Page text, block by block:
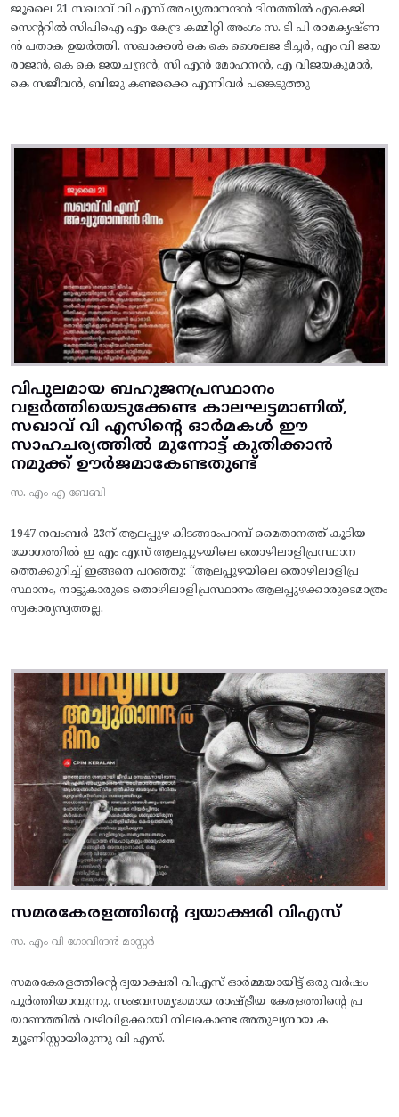
ജൂലൈ 21 സഖാവ് വി എസ് അച്യുതാനന്ദൻ ദിനത്തിൽ എകെജി
സെന്ററിൽ സിപിഐ എം കേന്ദ്ര കമ്മിറ്റി അംഗം സ. ടി പി രാമകൃഷ്‌ണ
ൻ പതാക ഉയർത്തി. സഖാക്കൾ കെ കെ ശൈലജ ടീച്ചർ, എം വി ജയ
രാജൻ, കെ കെ ജയചന്ദ്രൻ, സി എൻ മോഹനൻ, എ വിജയകുമാർ,
കെ സജീവൻ, ബിജു കണ്ടക്കൈ എന്നിവർ പങ്കെടുത്തു
വിപുലമായ ബഹുജനപ്രസ്ഥാനം
വളർത്തിയെടുക്കേണ്ട കാലഘട്ടമാണിത്,
സഖാവ് വി എസിന്റെ ഓർമകൾ ഈ
സാഹചര്യത്തിൽ മുന്നോട്ട്‌ കുതിക്കാൻ
നമുക്ക് ഊർജമാകേണ്ടതുണ്ട്
സ. എം എ ബേബി
1947 നവംബർ 23ന് ആലപ്പുഴ കിടങ്ങാംപറമ്പ്‌ മൈതാനത്ത്‌ കൂടിയ
യോഗത്തിൽ ഇ എം എസ് ആലപ്പുഴയിലെ തൊഴിലാളിപ്രസ്ഥാന
ത്തെക്കുറിച്ച് ഇങ്ങനെ പറഞ്ഞു: “ആലപ്പുഴയിലെ തൊഴിലാളിപ്ര
സ്ഥാനം, നാട്ടുകാരുടെ തൊഴിലാളിപ്രസ്ഥാനം ആലപ്പുഴക്കാരുടെമാത്രം
സ്വകാര്യസ്വത്തല്ല.
സമരകേരളത്തിൻ്റെ ദ്വയാക്ഷരി വിഎസ്
സ. എം വി ഗോവിന്ദൻ മാസ്റ്റർ
സമരകേരളത്തിൻ്റെ ദ്വയാക്ഷരി വിഎസ് ഓർമ്മയായിട്ട് ഒരു വർഷം
പൂർത്തിയാവുന്നു. സംഭവസമൃദ്ധമായ രാഷ്ട്രീയ കേരളത്തിന്റെ പ്ര
യാണത്തിൽ വഴിവിളക്കായി നിലകൊണ്ട അതുല്യനായ ക
മ്യൂണിസ്റ്റായിരുന്നു വി എസ്.